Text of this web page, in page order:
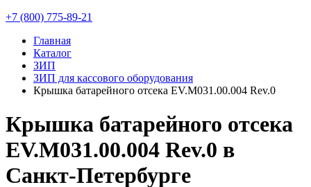
+7 (800) 775-89-21
Главная
Каталог
ЗИП
ЗИП для кассового оборудования
Крышка батарейного отсека EV.M031.00.004 Rev.0
Крышка батарейного отсека
EV.M031.00.004 Rev.0 в
Санкт-Петербурге